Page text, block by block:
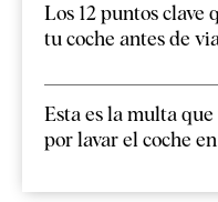
Los 12 puntos clave
tu coche antes de
Esta es la multa
por lavar el coche